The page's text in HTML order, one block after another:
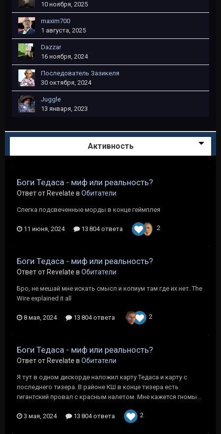
10 ноября, 2025
maxim700
1 августа, 2025
Dazzar
16 ноября, 2024
Последователь Зазикеля
30 октября, 2024
Juggle
13 января, 2023
Активность
Боги Тедаса - миф или реальность?
Ответ от Revelate в Обитатели
Слегка подсвеченные морды в конце геймплея
11 июня, 2024 13 804 ответа 2
Боги Тедаса - миф или реальность?
Ответ от Revelate в Обитатели
Бро, не мешай мне искать смысл и копиум там где их нет. The
Wire explained it all
8 мая, 2024 13 804 ответа 2
Боги Тедаса - миф или реальность?
Ответ от Revelate в Обитатели
Я тут в одном дискорде наложил карту Тедаса и карту с
последнего тизера. В районе КШ в конце тизера есть
гигантский провал с красным налетом. Мне кажется гномы...
3 мая, 2024 13 804 ответа 2